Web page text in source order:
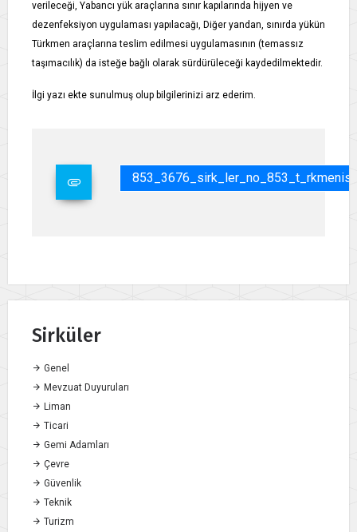
verileceği, Yabancı yük araçlarına sınır kapılarında hijyen ve
dezenfeksiyon uygulaması yapılacağı, Diğer yandan, sınırda yükün
Türkmen araçlarına teslim edilmesi uygulamasının (temassız
taşımacılık) da isteğe bağlı olarak sürdürüleceği kaydedilmektedir.
İlgi yazı ekte sunulmuş olup bilgilerinizi arz ederim.
Sirküler
Genel
Mevzuat Duyuruları
Liman
Ticari
Gemi Adamları
Çevre
Güvenlik
Teknik
Turizm